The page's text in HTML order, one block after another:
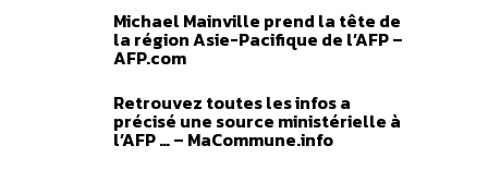
Michael Mainville prend la tête de
la région Asie-Pacifique de l’AFP –
AFP.com
Retrouvez toutes les infos a
précisé une source ministérielle à
l’AFP … – MaCommune.info